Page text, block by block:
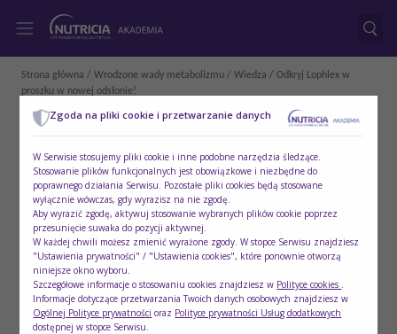
Strona główna / Wrodzone wady metabolizmu / Wiedza / Odkryj Lophlex w
proszku w nowej odsłonie!
Zgoda na pliki cookie i przetwarzanie danych
W Serwisie stosujemy pliki cookie i inne podobne narzędzia śledzące.
Stosowanie plików funkcjonalnych jest obowiązkowe i niezbędne do
poprawnego działania Serwisu. Pozostałe pliki cookies będą stosowane
wyłącznie wówczas, gdy wyrazisz na nie zgodę.
Aby wyrazić zgodę, aktywuj stosowanie wybranych plików cookie poprzez
przesunięcie suwaka do pozycji aktywnej.
W każdej chwili możesz zmienić wyrażone zgody. W stopce Serwisu znajdziesz
"Ustawienia prywatności" / "Ustawienia cookies", które ponownie otworzą
niniejsze okno wyboru.
Szczegółowe informacje o stosowaniu cookies znajdziesz w Polityce cookies
Informacje dotyczące przetwarzania Twoich danych osobowych znajdziesz w
Ogólnej Polityce prywatności oraz Polityce prywatności Usług dodatkowych
dostępnej w stopce Serwisu.